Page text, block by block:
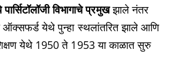
विभागाचे प्रमुखझाले नंतर
ऑक्सफर्ड येथे पुन्हा स्थलांतरित झाले आणि
येथे 1950 ते 1953 या काळात सुरु